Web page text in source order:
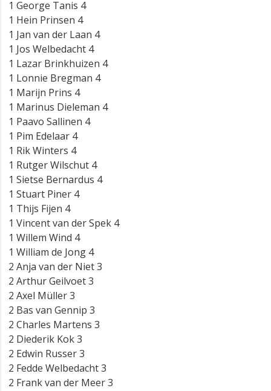
1 George Tanis 4
1 Hein Prinsen 4
1 Jan van der Laan 4
1 Jos Welbedacht 4
1 Lazar Brinkhuizen 4
1 Lonnie Bregman 4
1 Marijn Prins 4
1 Marinus Dieleman 4
1 Paavo Sallinen 4
1 Pim Edelaar 4
1 Rik Winters 4
1 Rutger Wilschut 4
1 Sietse Bernardus 4
1 Stuart Piner 4
1 Thijs Fijen 4
1 Vincent van der Spek 4
1 Willem Wind 4
1 William de Jong 4
2 Anja van der Niet 3
2 Arthur Geilvoet 3
2 Axel Müller 3
2 Bas van Gennip 3
2 Charles Martens 3
2 Diederik Kok 3
2 Edwin Russer 3
2 Fedde Welbedacht 3
2 Frank van der Meer 3